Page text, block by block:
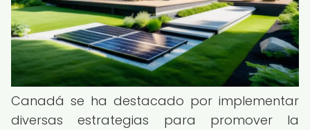
Canadá se ha destacado por implementar
diversas estrategias para promover la